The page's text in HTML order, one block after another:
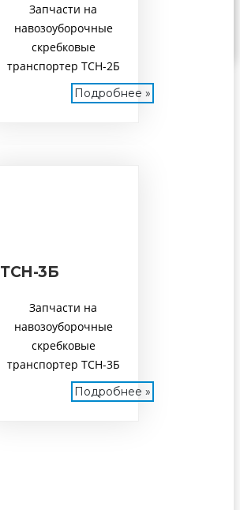
Запчасти на
навозоуборочные
скребковые
транспортер ТСН-2Б
Подробнее »
ТСН-3Б
Запчасти на
навозоуборочные
скребковые
транспортер ТСН-3Б
Подробнее »